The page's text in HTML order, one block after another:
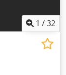
1 /32